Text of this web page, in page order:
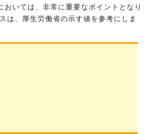
おいては、非常に重要なポイントとなり
は、厚生労働省の示す値を参考にしま